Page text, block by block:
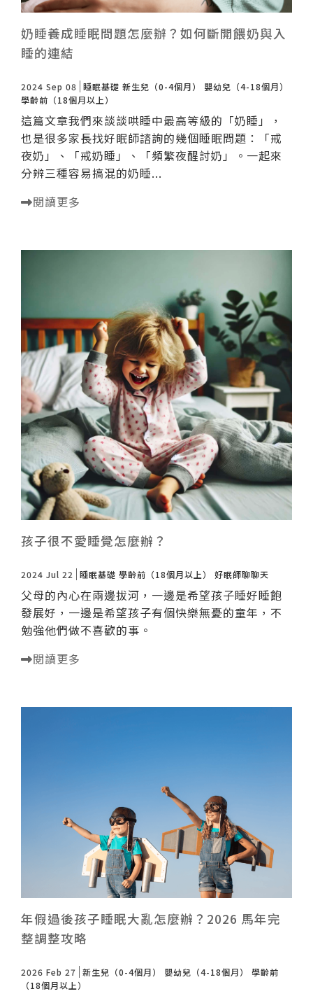
奶睡養成睡眠問題怎麼辦？如何斷開餵奶與入
睡的連結
2024 Sep 08 睡眠基礎 新生兒（0-4個月）
嬰幼兒（4-18個月）
學齡前（18個月以上）
這篇文章我們來談談哄睡中最高等級的「奶睡」，
也是很多家長找好眠師諮詢的幾個睡眠問題：「戒
夜奶」、「戒奶睡」、「頻繁夜醒討奶」。一起來
分辨三種容易搞混的奶睡...
閱讀更多
孩子很不愛睡覺怎麼辦？
2024 Jul 22 睡眠基礎 學齡前（18個月以上） 好眠師聊聊天
父母的內心在兩邊拔河，一邊是希望孩子睡好睡飽
發展好，一邊是希望孩子有個快樂無憂的童年，不
勉強他們做不喜歡的事。
閱讀更多
年假過後孩子睡眠大亂怎麼辦？2026 馬年完
整調整攻略
2026 Feb 27 新生兒（0-4個月） 嬰幼兒（4-18個月）
學齡前
（18個月以上）